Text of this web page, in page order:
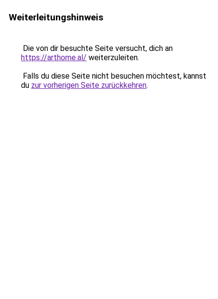
Weiterleitungshinweis
Die von dir besuchte Seite versucht, dich an
https://arthome.al/ weiterzuleiten.
Falls du diese Seite nicht besuchen möchtest, kannst
du zur vorherigen Seite zurückkehren.